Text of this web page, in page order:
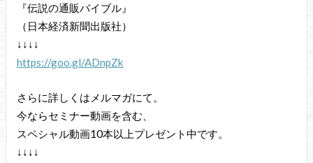
『伝説の通販バイブル』
（日本経済新聞出版社）
↓↓↓↓
https://goo.gl/ADnpZk
さらに詳しくはメルマガにて。
今ならセミナー動画を含む、
スペシャル動画10本以上プレゼント中です。
↓↓↓↓